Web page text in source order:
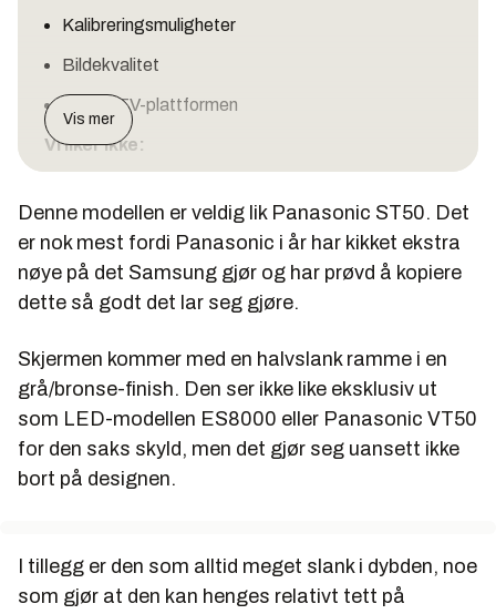
Kalibreringsmuligheter
Bildekvalitet
Smart-TV-plattformen
Vi liker ikke:
Dyrere enn ST50
Karakter: Terning 5
Pris:15.990,-
Vis mer
Denne modellen er veldig lik Panasonic ST50. Det
er nok mest fordi Panasonic i år har kikket ekstra
nøye på det Samsung gjør og har prøvd å kopiere
dette så godt det lar seg gjøre.
Skjermen kommer med en halvslank ramme i en
grå/bronse-finish. Den ser ikke like eksklusiv ut
som LED-modellen ES8000 eller Panasonic VT50
for den saks skyld, men det gjør seg uansett ikke
bort på designen.
I tillegg er den som alltid meget slank i dybden, noe
som gjør at den kan henges relativt tett på